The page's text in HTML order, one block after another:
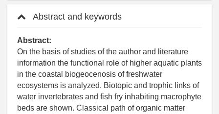
Abstract and keywords
Abstract:
On the basis of studies of the author and literature
information the functional role of higher aquatic plants
in the coastal biogeocenosis of freshwater
ecosystems is analyzed. Biotopic and trophic links of
water invertebrates and fish fry inhabiting macrophyte
beds are shown. Classical path of organic matter